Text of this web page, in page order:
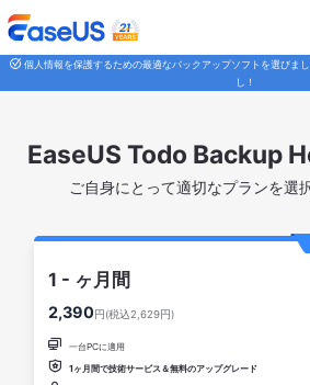
個人情報を保護するための最適なバックアップソフトを選びま
し！
EaseUS Todo Backup
ご自身にとって適切なプランを選
1 - ヶ月間
2,390円(税込2,629円)
 一台PCに適用
 1ヶ月間で技術サービス＆無料のアップグレード